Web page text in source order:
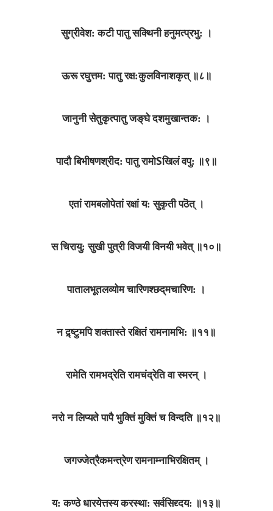
सुग्रीवेश: कटी पातु सक्थिनी हनुमत्प्रभु: ।
ऊरू रघुत्तम: पातु रक्ष:कुलविनाशकृत्‌ ॥८॥
जानुनी सेतुकृत्पातु जङ्‌घे दशमुखान्तक: ।
पादौ बिभीषणश्रीद: पातु रामोSखिलं वपु: ॥९॥
एतां रामबलोपेतां रक्षां य: सुकृती पठॆत्‌ ।
स चिरायु: सुखी पुत्री विजयी विनयी भवेत्‌ ॥१०॥
पातालभूतलव्योम चारिणश्छद्‌मचारिण: ।
न द्र्ष्टुमपि शक्तास्ते रक्षितं रामनामभि: ॥११॥
रामेति रामभद्रेति रामचंद्रेति वा स्मरन्‌ ।
नरो न लिप्यते पापै भुक्तिं मुक्तिं च विन्दति ॥१२॥
जगज्जेत्रैकमन्त्रेण रामनाम्नाभिरक्षितम्‌ ।
य: कण्ठे धारयेत्तस्य करस्था: सर्वसिद्द्दय: ॥१३॥